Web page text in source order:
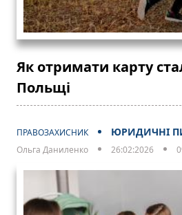
Як отримати карту
Польщі
ПРАВОЗАХИСНИК ЮРИДИЧНІ
Ольга Даниленко 26:02:2026